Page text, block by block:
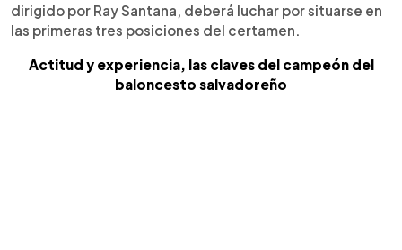
dirigido por Ray Santana, deberá luchar por situarse en
las primeras tres posiciones del certamen.
Actitud y experiencia, las claves del campeón del
baloncesto salvadoreño